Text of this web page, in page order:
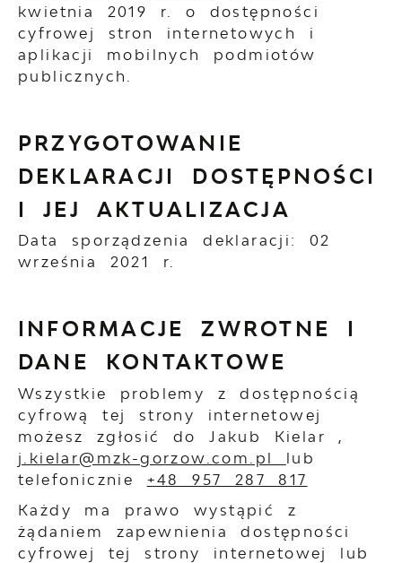
kwietnia 2019 r. o dostępności
cyfrowej stron internetowych i
aplikacji mobilnych podmiotów
publicznych.
PRZYGOTOWANIE
DEKLARACJI DOSTĘPNOŚCI
I JEJ AKTUALIZACJA
Data sporządzenia deklaracji: 02
września 2021 r.
INFORMACJE ZWROTNE I
DANE KONTAKTOWE
Wszystkie problemy z dostępnością
cyfrową tej strony internetowej
możesz zgłosić doJakub Kielar ,
j.kielar@mzk-gorzow.com.pl lub
telefonicznie +48 957 287 817
Każdy ma prawo wystąpić z
żądaniem zapewnienia dostępności
cyfrowej tej strony internetowej lub